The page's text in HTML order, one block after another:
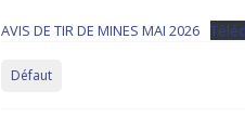
AVIS DE TIR DE MINES MAI 2026
Défaut